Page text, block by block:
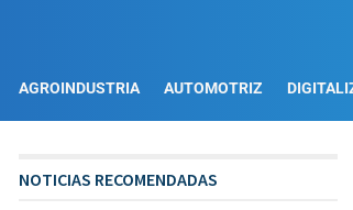
AGROINDUSTRIA AUTOMOTRIZ
NOTICIAS RECOMENDADAS